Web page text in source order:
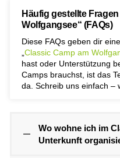
Häufig gestellte
Wolfgangsee“ (FAQs)
Diese FAQs geben dir
Classic Camp am
hast oder Unterstützung
Camps brauchst, ist das
da. Schreib uns einfach –
Wo wohne ich im
Unterkunft